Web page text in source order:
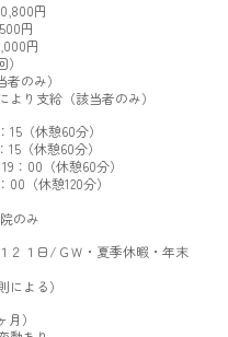
円
円
円
のみ）
り支給（該当者のみ）
（休憩60分）
（休憩60分）
：00（休憩60分）
（休憩120分）
のみ
２１日/ＧＷ・夏季休暇・年末
よる）
）